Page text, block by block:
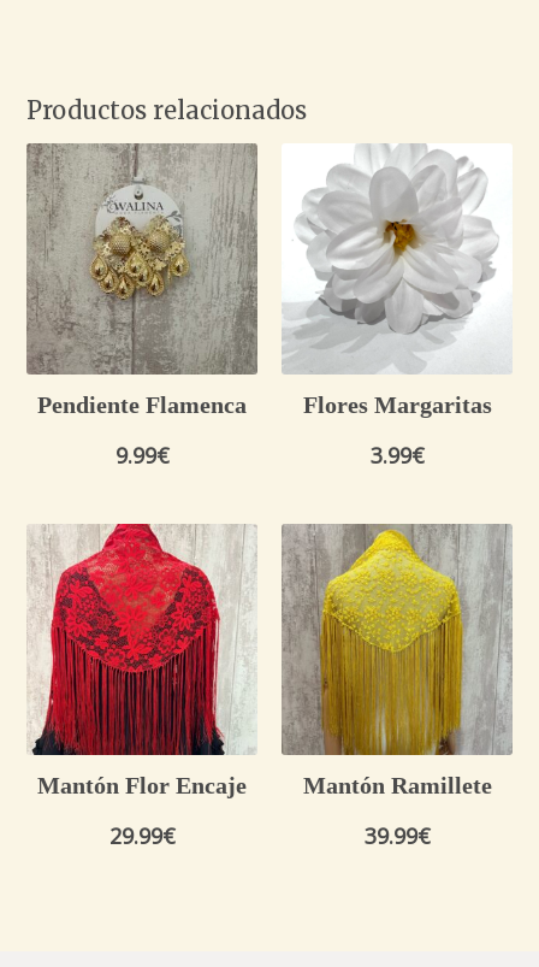
Productos relacionados
Pendiente Flamenca
9.99€
Flores Margaritas
3.99€
Mantón Flor Encaje
29.99€
Mantón Ramillete
39.99€